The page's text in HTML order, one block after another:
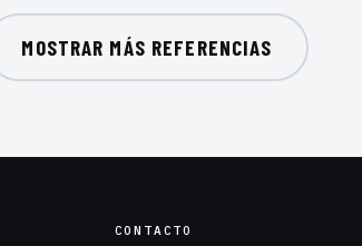
MOSTRAR MÁS REFERENCIAS
CONTACTO